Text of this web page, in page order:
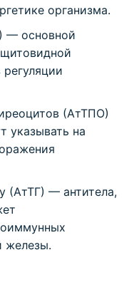
организма.
— основной
(АтТПО)
указывать на
(АтТГ) — антитела,
железы.